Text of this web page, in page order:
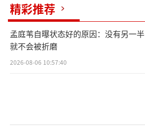
精彩推荐
孟庭苇自曝状态好的原因：没有另一半
就不会被折磨
2026-08-06 10:57:40